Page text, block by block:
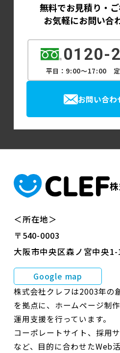
無料でお見積り・ご
お気軽にお問い合
0120-
平日：9:00～17:00 定
お問い合わ
＜所在地＞
〒540-0003
大阪市中央区森ノ宮中央
Google map
株式会社クレフは2003年の
を拠点に、ホームページ制
運用支援を行っています。
コーポレートサイト、採用
など、目的に合わせたWeb